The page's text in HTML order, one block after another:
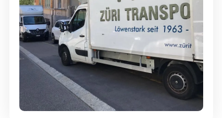
Günstige Umzüge - Hervorragender
Service